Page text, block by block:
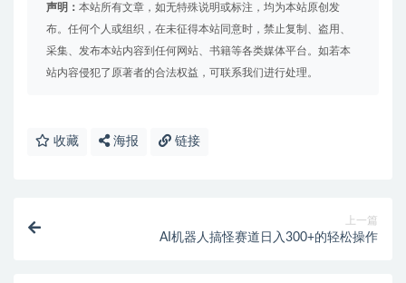
声明： 本站所有文章，如无特殊说明或标注，均为本站原创发
布。任何个人或组织，在未征得本站同意时，禁止复制、盗用、
采集、发布本站内容到任何网站、书籍等各类媒体平台。如若本
站内容侵犯了原著者的合法权益，可联系我们进行处理。
收藏 海报 链接
上一篇
AI机器人搞怪赛道日入300+的轻松操作